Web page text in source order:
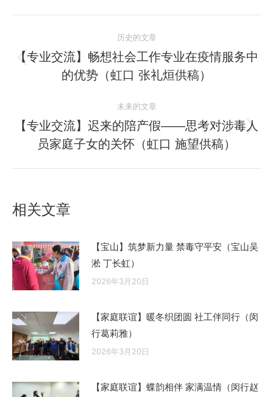
章
历史的文章
历
史
章：
【专业交流】畅想社会工作专业在疫情服务中
的优势（虹口 张礼烜供稿）
未来的文章
未
来
的
【专业交流】迟来的陪产假——思考对涉毒人
员家庭子女的关怀（虹口 施望供稿）
相关文章
【宝山】筑梦新力量 禁毒守平安（宝山吴
淞 丁长虹）
2026年3月20日
【家庭联谊】暖冬织团圆 社工伴同行（闵
行葛莉雅）
2026年3月20日
【家庭联谊】蝶韵相伴 家满温情（闵行赵